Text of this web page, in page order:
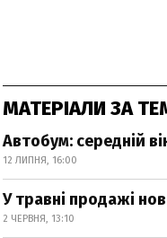
МАТЕРІАЛИ ЗА
Автобум: середній
12 ЛИПНЯ, 16:00
У травні продажі
2 ЧЕРВНЯ, 13:10